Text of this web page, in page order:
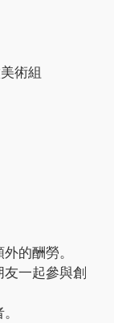
術組
的酬勞。
一起參與創